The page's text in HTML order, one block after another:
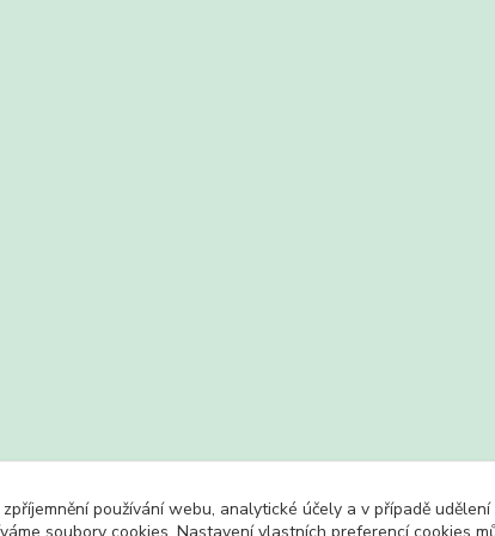
používání webu, analytické účely a v případě